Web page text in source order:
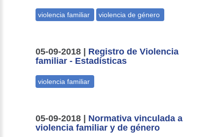
05-09-2018 | Registro de Violencia
familiar - Estadísticas
05-09-2018 | Normativa vinculada a
violencia familiar y de género